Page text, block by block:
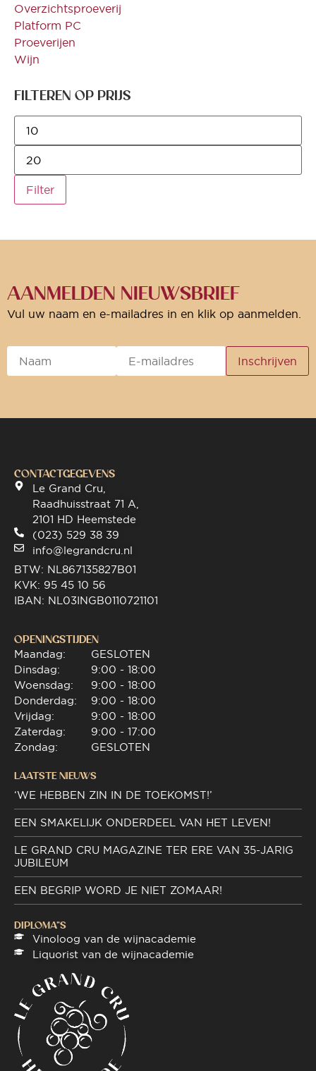
Overzichtsproeverij
Platform PC
Proeverijen
Wijn
FILTEREN OP PRIJS
Filter
AANMELDEN NIEUWSBRIEF
Vul uw naam en e-mailadres in en klik op aanmelden.
CONTACTGEGEVENS
Le Grand Cru,
Raadhuisstraat 71 A,
2101 HD Heemstede
(023) 529 38 39
info@legrandcru.nl
BTW: NL867135827B01
KVK: 95 45 10 56
IBAN: NL03INGB0110721101
OPENINGSTIJDEN
Maandag:
Dinsdag:
Woensdag:
Donderdag:
Vrijdag:
Zaterdag:
Zondag:
GESLOTEN
9:00 - 18:00
9:00 - 18:00
9:00 - 18:00
9:00 - 18:00
9:00 - 17:00
GESLOTEN
LAATSTE NIEUWS
‘WE HEBBEN ZIN IN DE TOEKOMST!’
EEN SMAKELIJK ONDERDEEL VAN HET LEVEN!
LE GRAND CRU MAGAZINE TER ERE VAN 35-JARIG
JUBILEUM
EEN BEGRIP WORD JE NIET ZOMAAR!
DIPLOMA"S
Vinoloog van de wijnacademie
Liquorist van de wijnacademie